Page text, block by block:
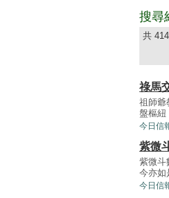
搜尋
共
祿馬
祖師爺
盤樞紐
今日信
紫微
紫微斗
今亦如
今日信